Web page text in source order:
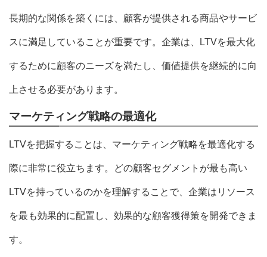
長期的な関係を築くには、顧客が提供される商品やサービ
スに満足していることが重要です。企業は、LTVを最大化
するために顧客のニーズを満たし、価値提供を継続的に向
上させる必要があります。
マーケティング戦略の最適化
LTVを把握することは、マーケティング戦略を最適化する
際に非常に役立ちます。どの顧客セグメントが最も高い
LTVを持っているのかを理解することで、企業はリソース
を最も効果的に配置し、効果的な顧客獲得策を開発できま
す。